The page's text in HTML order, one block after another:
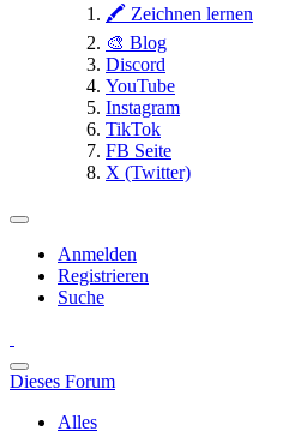
🖍 Zeichnen lernen
🎨 Blog
Discord
YouTube
Instagram
TikTok
FB Seite
X (Twitter)
Anmelden
Registrieren
Suche
Dieses Forum
Alles